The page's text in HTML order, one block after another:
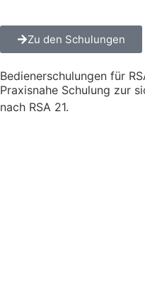
Zu den Schulungen
Bedienerschulungen für
Praxisnahe Schulung zur
nach RSA 21.